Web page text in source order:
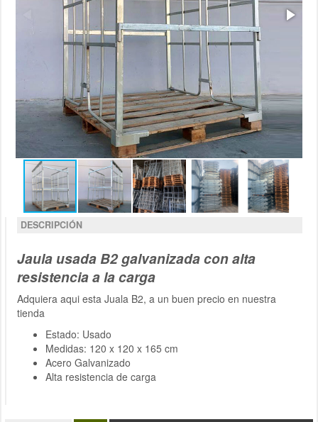
DESCRIPCIÓN
Jaula usada B2 galvanizada con alta
resistencia a la carga
Adquiera aqui esta Juala B2, a un buen precio en nuestra
tienda
Estado: Usado
Medidas: 120 x 120 x 165 cm
Acero Galvanizado
Alta resistencia de carga